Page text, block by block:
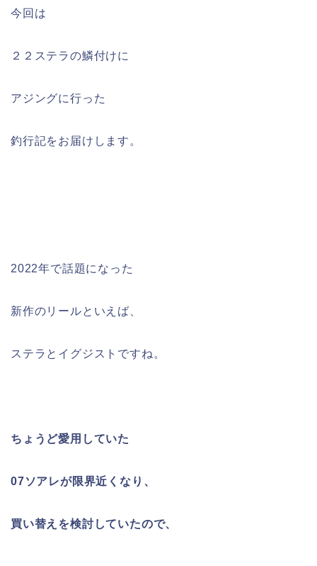
今回は
２２ステラの鱗付けに
アジングに行った
釣行記をお届けします。
2022年で話題になった
新作のリールといえば、
ステラとイグジストですね。
ちょうど愛用していた
07ソアレが限界近くなり、
買い替えを検討していたので、